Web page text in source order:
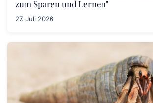
zum Sparen und Lernen"
27. Juli 2026